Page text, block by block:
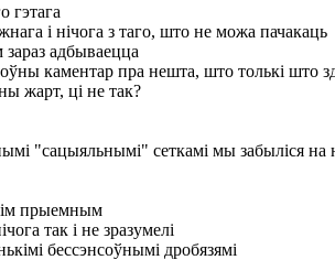
гэтага
і нічога з таго, што не можа пачакаць
адбываецца
каментар пра нешта, што толькі што
жарт, ці не так?
"сацыяльнымі" сеткамі мы забыліся
прыемным
так і не зразумелі
бессэнсоўнымі дробязямі